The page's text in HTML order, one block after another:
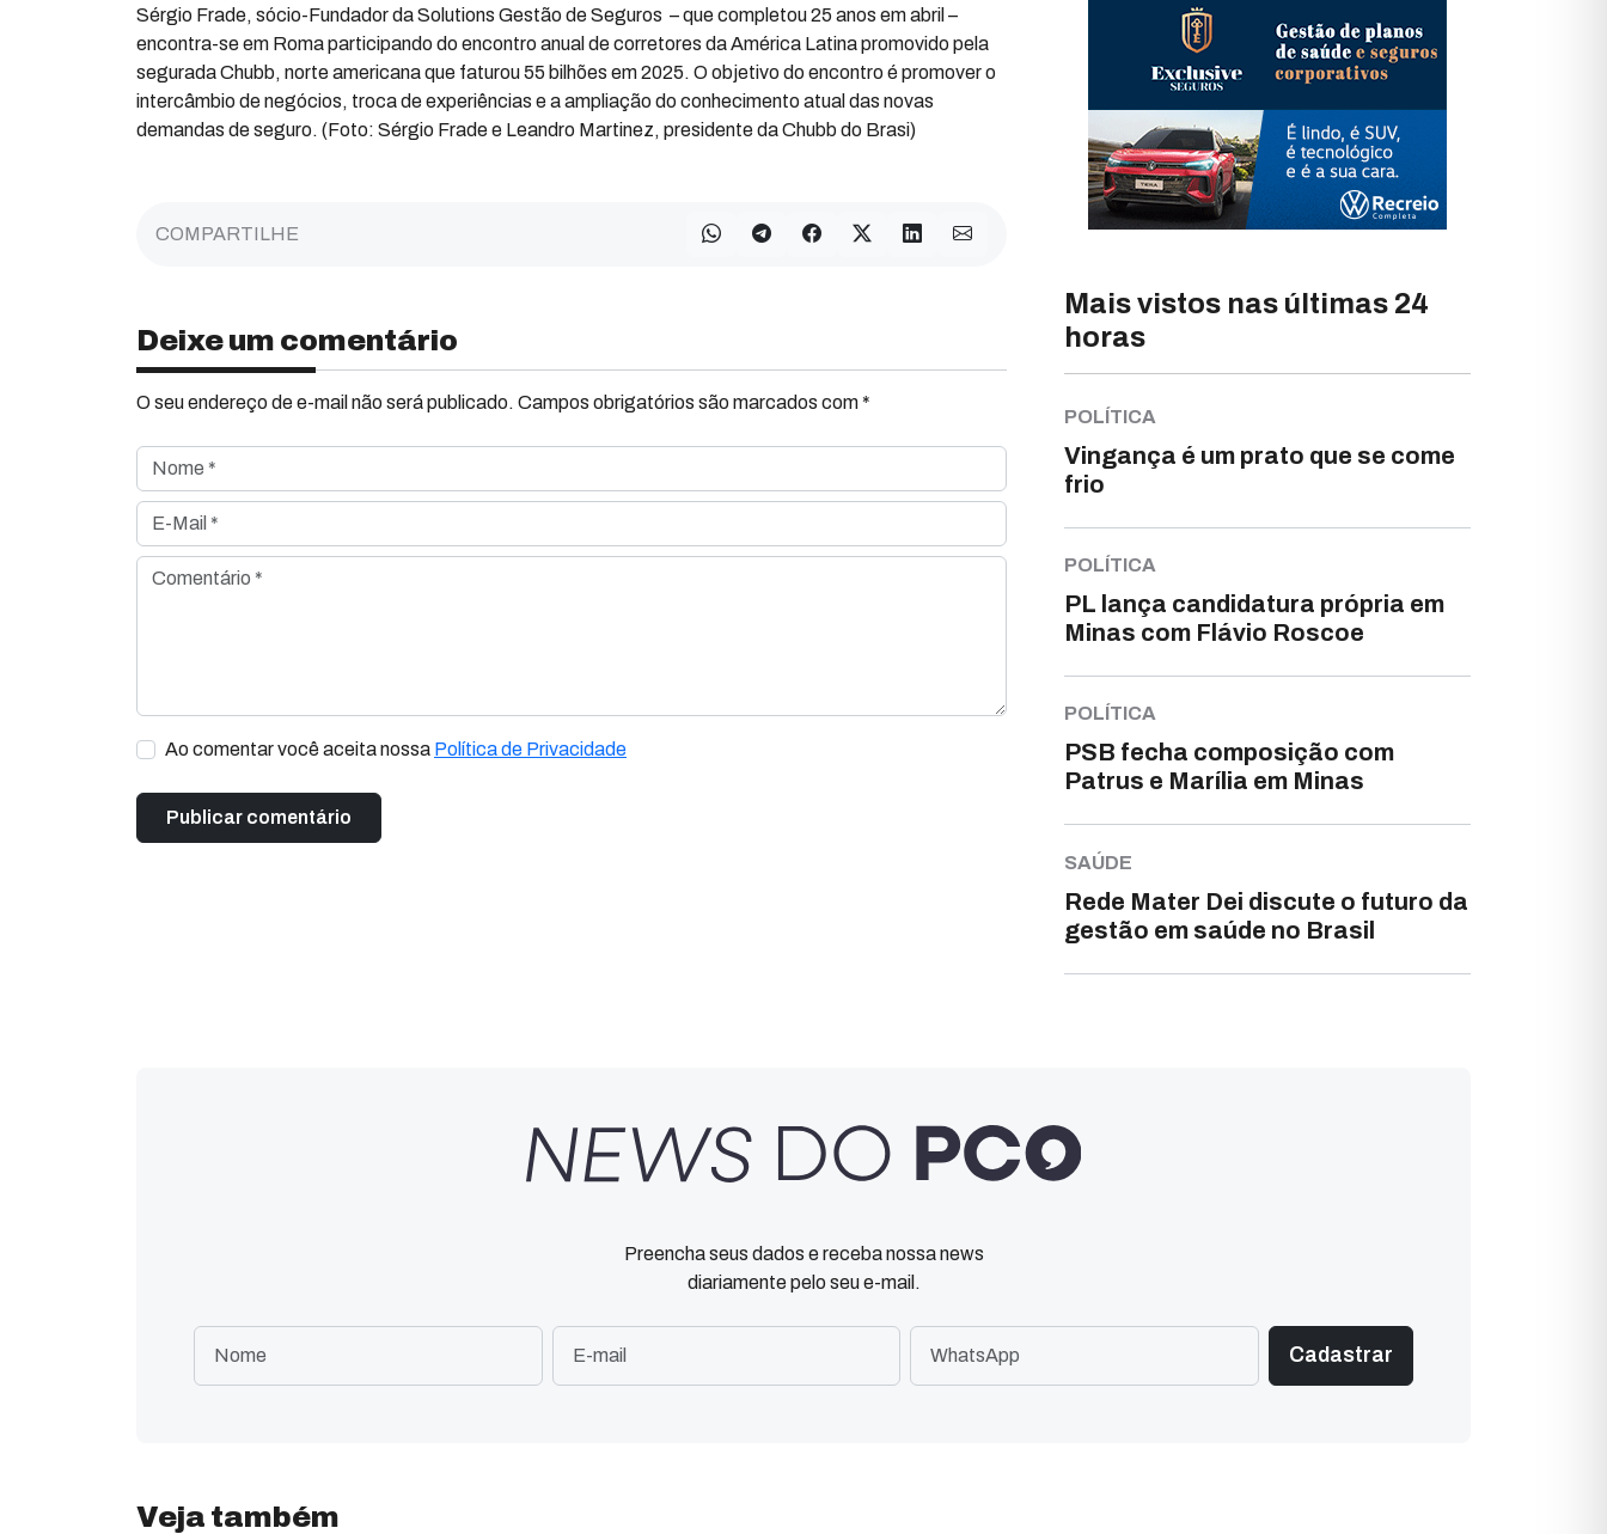
Sérgio Frade, sócio-Fundador da Solutions Gestão de Seguros – que completou 25 anos em abril –
encontra-se em Roma participando do encontro anual de corretores da América Latina promovido pela
segurada Chubb, norte americana que faturou 55 bilhões em 2025. O objetivo do encontro é promover o
intercâmbio de negócios, troca de experiências e a ampliação do conhecimento atual das novas
demandas de seguro. (Foto: Sérgio Frade e Leandro Martinez, presidente da Chubb do Brasi)
COMPARTILHE
Deixe um comentário
O seu endereço de e-mail não será publicado. Campos obrigatórios são marcados com *
Nome *
E-Mail *
Comentário *
Ao comentar você aceita nossa Política de Privacidade
Mais vistos nas últimas 24
horas
POLÍTICA
Vingança é um prato que se come
frio
POLÍTICA
PL lança candidatura própria em
Minas com Flávio Roscoe
POLÍTICA
PSB fecha composição com
Patrus e Marília em Minas
SAÚDE
Rede Mater Dei discute o futuro da
gestão em saúde no Brasil
Preencha seus dados e receba nossa news
diariamente pelo seu e-mail.
Veja também